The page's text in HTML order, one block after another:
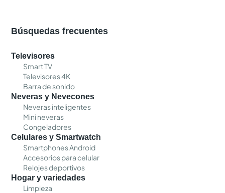
Búsquedas frecuentes
Televisores
Smart TV
Televisores 4K
Barra de sonido
Neveras y Nevecones
Neveras inteligentes
Mini neveras
Congeladores
Celulares y Smartwatch
Smartphones Android
Accesorios para celular
Relojes deportivos
Hogar y variedades
Limpieza